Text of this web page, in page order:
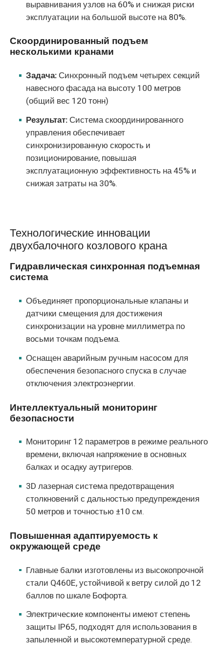
выравнивания узлов на 60% и снижая риски
эксплуатации на большой высоте на 80%.
Скоординированный подъем
несколькими кранами
Задача: Синхронный подъем четырех секций
навесного фасада на высоту 100 метров
(общий вес 120 тонн)
Результат: Система скоординированного
управления обеспечивает
синхронизированную скорость и
позиционирование, повышая
эксплуатационную эффективность на 45% и
снижая затраты на 30%.
Технологические инновации
двухбалочного козлового крана
Гидравлическая синхронная подъемная
система
Объединяет пропорциональные клапаны и
датчики смещения для достижения
синхронизации на уровне миллиметра по
восьми точкам подъема.
Оснащен аварийным ручным насосом для
обеспечения безопасного спуска в случае
отключения электроэнергии.
Интеллектуальный мониторинг
безопасности
Мониторинг 12 параметров в режиме реального
времени, включая напряжение в основных
балках и осадку аутригеров.
3D лазерная система предотвращения
столкновений с дальностью предупреждения
50 метров и точностью ±10 см.
Повышенная адаптируемость к
окружающей среде
Главные балки изготовлены из высокопрочной
стали Q460E, устойчивой к ветру силой до 12
баллов по шкале Бофорта.
Электрические компоненты имеют степень
защиты IP65, подходят для использования в
запыленной и высокотемпературной среде.